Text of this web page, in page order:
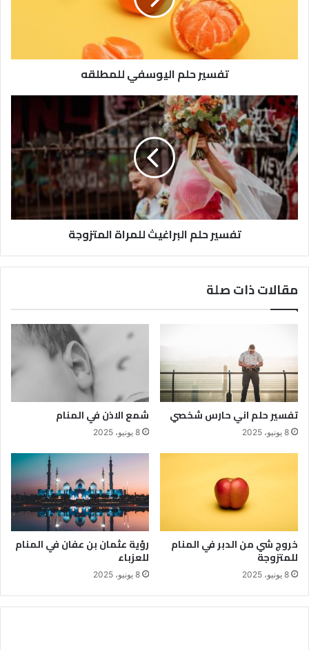
تفسير حلم اليوسفي للمطلقه
تفسير حلم البراغيث للمراة المتزوجة
مقالات ذات صلة
تفسير حلم اني حارس شخصي
8 يونيو، 2025
شمع الاذن في المنام
8 يونيو، 2025
خروج شي من الدبر في المنام
للمتزوجة
8 يونيو، 2025
رؤية عثمان بن عفان في المنام
للعزباء
8 يونيو، 2025